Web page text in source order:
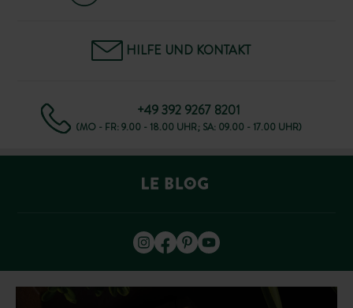
HILFE UND KONTAKT
+49 392 9267 8201
(MO - FR: 9.00 - 18.00 UHR; SA: 09.00 - 17.00 UHR)